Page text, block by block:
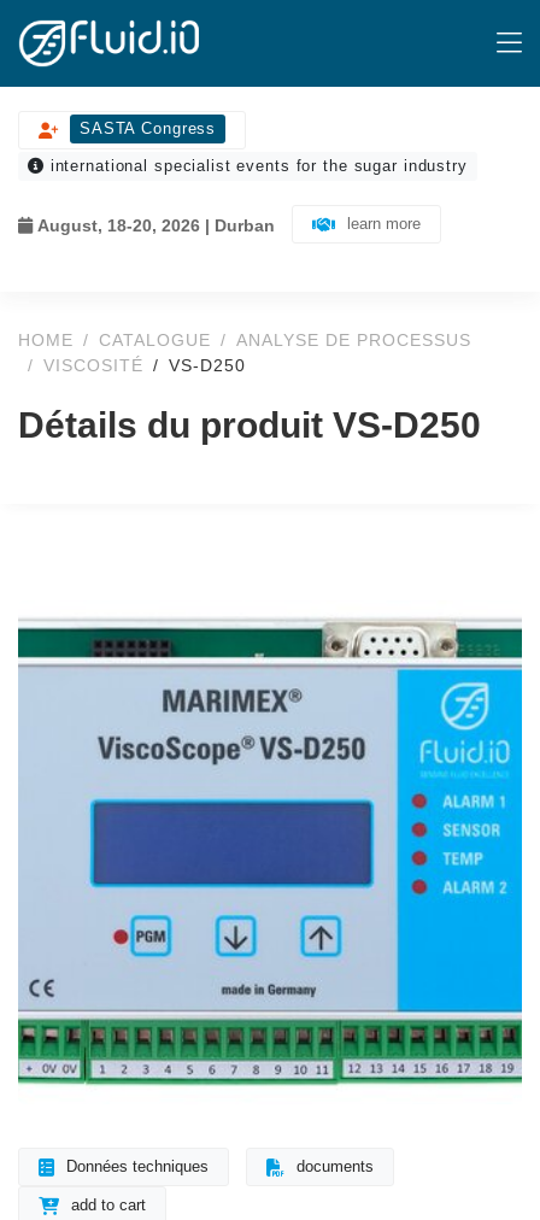
SASTA Congress
international specialist events for the sugar industry
August, 18-20, 2026 | Durban learn more
HOME CATALOGUE
ANALYSE DE PROCESSUS
VISCOSITÉ
VS-D250
Détails du produit VS-D250
Données techniques documents
add to cart